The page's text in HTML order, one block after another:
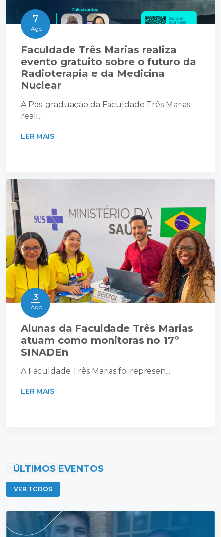
7
Ago
Faculdade Três Marias realiza
evento gratuito sobre o futuro da
Radioterapia e da Medicina
Nuclear
A Pós-graduação da Faculdade Três Marias
reali...
LER MAIS
3
Ago
Alunas da Faculdade Três Marias
atuam como monitoras no 17º
SINADEn
A Faculdade Três Marias foi represen...
LER MAIS
ÚLTIMOS EVENTOS
EVENTOS
VER TODOS